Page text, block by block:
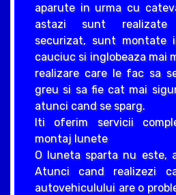
aparute in urma cu
astazi sunt realizate
securizat, sunt montate
cauciuc si inglobeaza mai
realizare care le fac sa
greu si sa fie cat mai
atunci cand se sparg.
Iti oferim servicii
montaj lunete
O luneta sparta nu este,
Atunci cand realizezi
autovehiculului are o